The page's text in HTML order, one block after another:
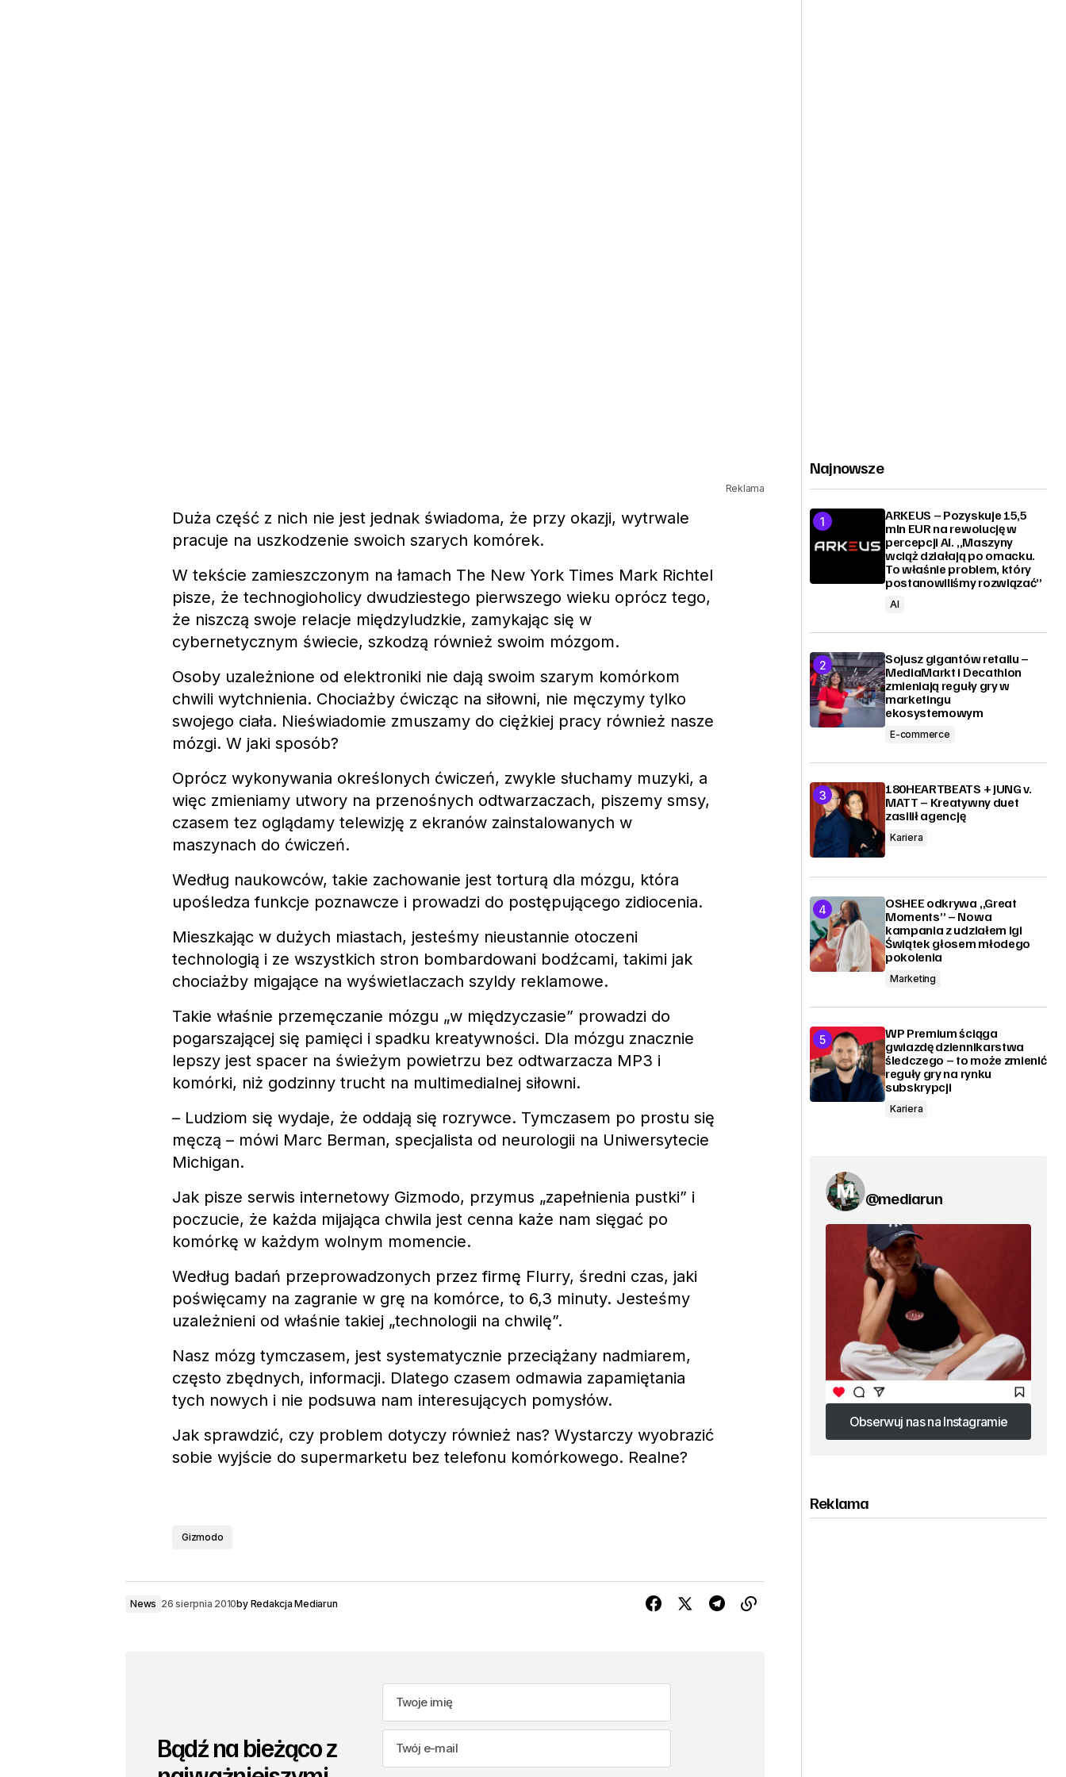
Reklama
Duża część z nich nie jest jednak świadoma, że przy okazji, wytrwale
pracuje na uszkodzenie swoich szarych komórek.
W tekście zamieszczonym na łamach The New York Times Mark Richtel
pisze, że technogioholicy dwudziestego pierwszego wieku oprócz tego,
że niszczą swoje relacje międzyludzkie, zamykając się w
cybernetycznym świecie, szkodzą również swoim mózgom.
Osoby uzależnione od elektroniki nie dają swoim szarym komórkom
chwili wytchnienia. Chociażby ćwicząc na siłowni, nie męczymy tylko
swojego ciała. Nieświadomie zmuszamy do ciężkiej pracy również nasze
mózgi. W jaki sposób?
Oprócz wykonywania określonych ćwiczeń, zwykle słuchamy muzyki, a
więc zmieniamy utwory na przenośnych odtwarzaczach, piszemy smsy,
czasem tez oglądamy telewizję z ekranów zainstalowanych w
maszynach do ćwiczeń.
Według naukowców, takie zachowanie jest torturą dla mózgu, która
upośledza funkcje poznawcze i prowadzi do postępującego zidiocenia.
Mieszkając w dużych miastach, jesteśmy nieustannie otoczeni
technologią i ze wszystkich stron bombardowani bodźcami, takimi jak
chociażby migające na wyświetlaczach szyldy reklamowe.
Takie właśnie przemęczanie mózgu „w międzyczasie” prowadzi do
pogarszającej się pamięci i spadku kreatywności. Dla mózgu znacznie
lepszy jest spacer na świeżym powietrzu bez odtwarzacza MP3 i
komórki, niż godzinny trucht na multimedialnej siłowni.
– Ludziom się wydaje, że oddają się rozrywce. Tymczasem po prostu się
męczą – mówi Marc Berman, specjalista od neurologii na Uniwersytecie
Michigan.
Jak pisze serwis internetowy Gizmodo, przymus „zapełnienia pustki” i
poczucie, że każda mijająca chwila jest cenna każe nam sięgać po
komórkę w każdym wolnym momencie.
Według badań przeprowadzonych przez firmę Flurry, średni czas, jaki
poświęcamy na zagranie w grę na komórce, to 6,3 minuty. Jesteśmy
uzależnieni od właśnie takiej „technologii na chwilę”.
Nasz mózg tymczasem, jest systematycznie przeciążany nadmiarem,
często zbędnych, informacji. Dlatego czasem odmawia zapamiętania
tych nowych i nie podsuwa nam interesujących pomysłów.
Jak sprawdzić, czy problem dotyczy również nas? Wystarczy wyobrazić
sobie wyjście do supermarketu bez telefonu komórkowego. Realne?
Gizmodo
News 26 sierpnia 2010by Redakcja Mediarun
Bądź na bieżąco z
Najnowsze
ARKEUS – Pozyskuje 15,5
mln EUR na rewolucję w
percepcji AI. „Maszyny
wciąż działają po omacku.
To właśnie problem, który
postanowiliśmy rozwiązać”
AI
Sojusz gigantów retailu –
MediaMarkt i Decathlon
zmieniają reguły gry w
marketingu
ekosystemowym
E-commerce
180HEARTBEATS + JUNG v.
MATT – Kreatywny duet
zasilił agencję
Kariera
OSHEE odkrywa „Great
Moments” – Nowa
kampania z udziałem Igi
Świątek głosem młodego
pokolenia
Marketing
WP Premium ściąga
gwiazdę dziennikarstwa
śledczego – to może zmienić
reguły gry na rynku
subskrypcji
Kariera
@mediarun
Obserwuj nas na Instagramie
Obserwuj nas na Instagramie
Reklama